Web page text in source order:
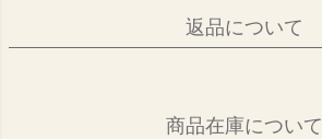
返品について
商品在庫について